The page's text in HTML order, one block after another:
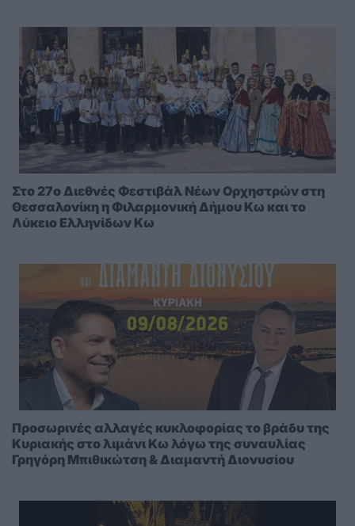
Στο 27ο Διεθνές Φεστιβάλ Νέων Ορχηστρών στη
Θεσσαλονίκη η Φιλαρμονική Δήμου Κω και το
Λύκειο Ελληνίδων Κω
Προσωρινές αλλαγές κυκλοφορίας το βράδυ της
Κυριακής στο λιμάνι Κω λόγω της συναυλίας
Γρηγόρη Μπιθικώτση & Διαμαντή Διονυσίου